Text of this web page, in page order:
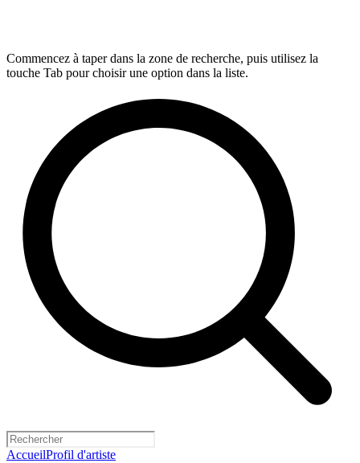
Commencez à taper dans la zone de recherche, puis utilisez la
touche Tab pour choisir une option dans la liste.
AccueilProfil d'artiste